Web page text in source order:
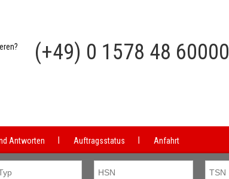
(+49) 0 1578 48 60000
Antworten Auftragsstatus Anfahrt